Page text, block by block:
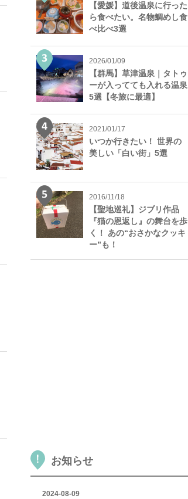
【愛媛】道後温泉に行った
ら食べたい。名物鯛めし食
べ比べ3選
2026/01/09
【群馬】草津温泉｜タトゥ
ーが入ってても入れる温泉
5選【冬旅に最適】
2021/01/17
いつか行きたい！ 世界の
美しい「白い街」5選
2016/11/18
【聖地巡礼】ジブリ作品
『猫の恩返し』の舞台を歩
く！ あの“おさかなクッキ
ー”も！
お知らせ
2024-08-09